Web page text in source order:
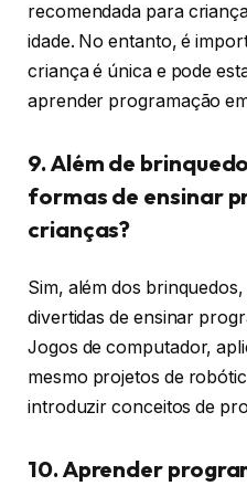
recomendada para
idade. No entanto, é
criança é única e pode
aprender programação
9. Além de
formas de ensinar
crianças?
Sim, além dos
divertidas de ensinar
Jogos de computador,
mesmo projetos de
introduzir conceitos de
10. Aprender